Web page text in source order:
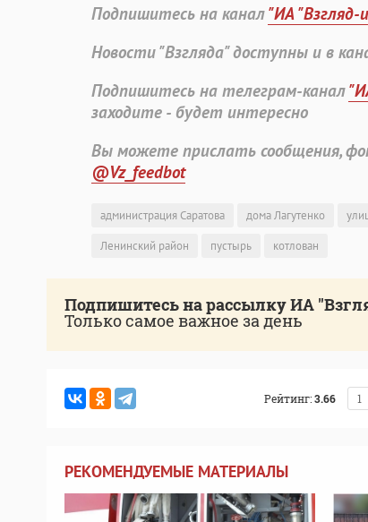
Подпишитесь на канал"ИА "Взгляд-
Новости "Взгляда" доступны и в
Подпишитесь на телеграм-канал
заходите - будет интересно
Вы можете прислать сообщения,
@Vz_feedbot
администрация Саратова дома Лагутенко
Ленинский район
пустырь котлован
Подпишитесь на рассылку ИА
Только самое важное за день
Рейтинг:3.66 1
РЕКОМЕНДУЕМЫЕ МАТЕРИАЛЫ